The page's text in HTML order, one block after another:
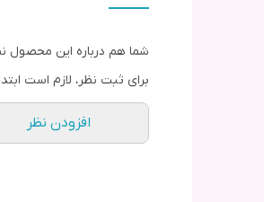
شما هم درباره این محصول
برای ثبت نظر، لازم است
افزودن نظر